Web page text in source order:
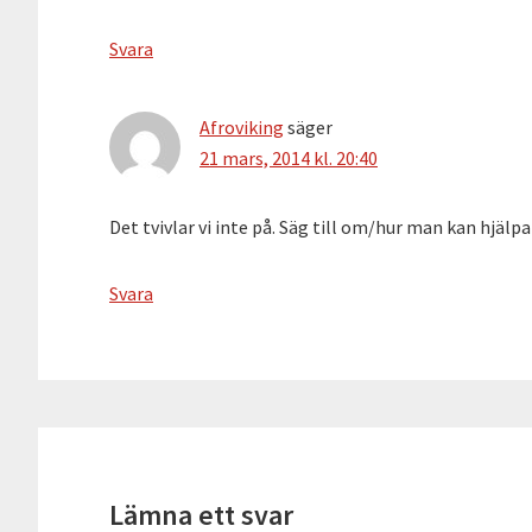
Svara
Afroviking säger
21 mars, 2014 kl. 20:40
Det tvivlar vi inte på. Säg till om/hur man kan
Svara
Lämna ett svar